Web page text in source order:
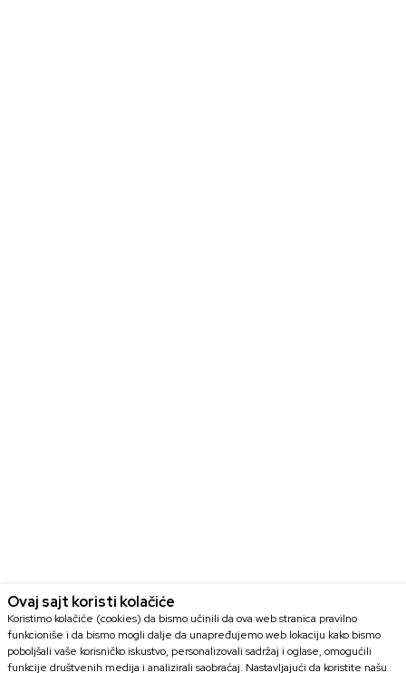
Ovaj sajt koristi kolačiće
Koristimo kolačiće (cookies) da bismo učinili da ova web stranica pravilno
funkcioniše i da bismo mogli dalje da unapređujemo web lokaciju kako bismo
poboljšali vaše korisničko iskustvo, personalizovali sadržaj i oglase, omogućili
funkcije društvenih medija i analizirali saobraćaj. Nastavljajući da koristite našu